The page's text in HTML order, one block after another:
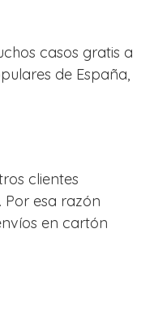
casos gratis a
de España,
clientes
Por esa razón
en cartón